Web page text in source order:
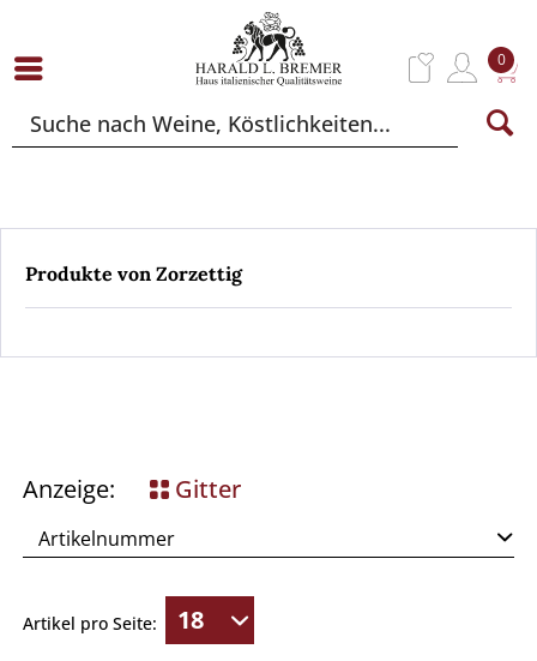
0
Produkte von Zorzettig
Anzeige: Gitter
Artikel pro Seite: